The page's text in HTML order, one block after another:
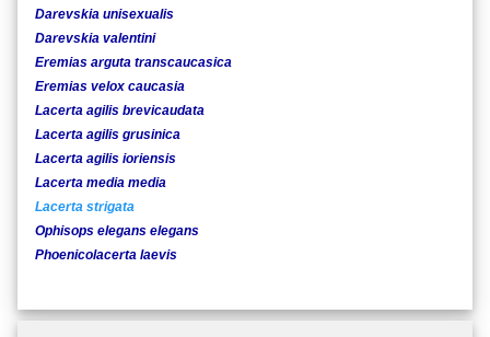
Darevskia unisexualis
Darevskia valentini
Eremias arguta transcaucasica
Eremias velox caucasia
Lacerta agilis brevicaudata
Lacerta agilis grusinica
Lacerta agilis ioriensis
Lacerta media media
Lacerta strigata
Ophisops elegans elegans
Phoenicolacerta laevis